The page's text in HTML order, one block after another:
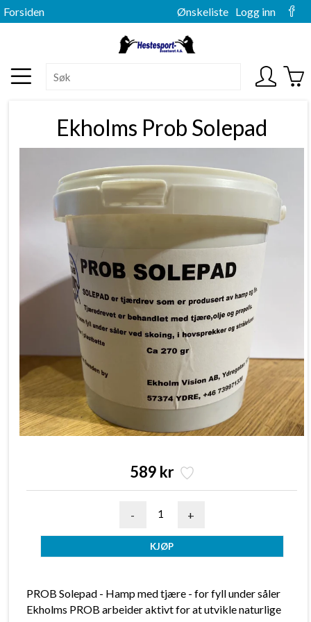
Forsiden Ønskeliste Logg inn
Ekholms Prob Solepad
589 kr
- +
PROB Solepad - Hamp med tjære - for fyll under såler
Ekholms PROB arbeider aktivt for at utvikle naturlige